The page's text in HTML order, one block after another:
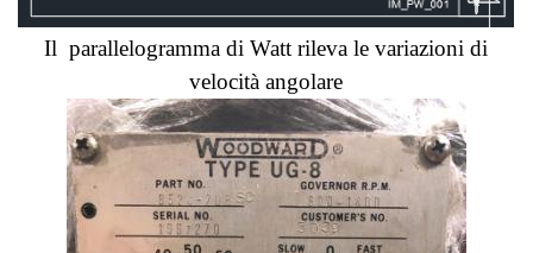
Il parallelogramma di Watt rileva le variazioni di
velocità angolare